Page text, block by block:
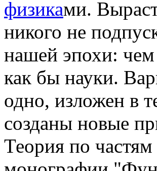
физиками.
никого не
нашей эпохи:
как бы науки.
одно, изложен в
созданы новые
Теория по